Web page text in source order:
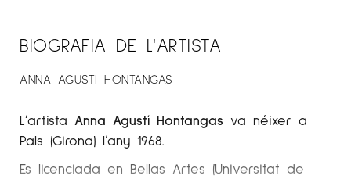
BIOGRAFIA DE L'ARTISTA
ANNA AGUSTÍ HONTANGAS
L’artista Anna Agustí Hontangas va néixer a
Pals (Girona) l’any 1968.
Es licenciada en Bellas Artes (Universitat de